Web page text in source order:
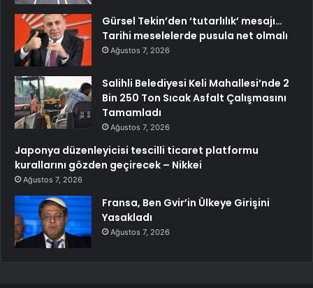
Gürsel Tekin’den ‘tutarlılık’ mesajı…
Tarihi meselelerde pusula net olmalı
Ağustos 7, 2026
Salihli Belediyesi Keli Mahallesi’nde 2
Bin 250 Ton Sıcak Asfalt Çalışmasını
Tamamladı
Ağustos 7, 2026
Japonya düzenleyicisi tescilli ticaret platformu
kurallarını gözden geçirecek – Nikkei
Ağustos 7, 2026
Fransa, Ben Gvir’in Ülkeye Girişini
Yasakladı
Ağustos 7, 2026